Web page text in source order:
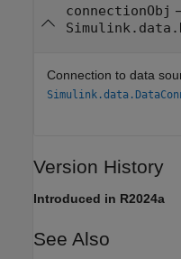
connectionObj
Connection to data
Version History
Introduced in R2024a
See Also